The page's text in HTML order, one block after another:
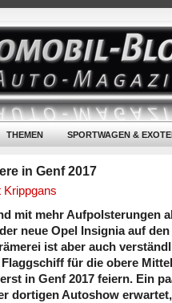
THEMEN SPORTWAGEN &
in Genf 2017
Krippgans
mit mehr Aufpolsterungen
neue Opel Insignia auf
ist aber auch
für die obere
in Genf 2017 feiern. Ein
dortigen Autoshow